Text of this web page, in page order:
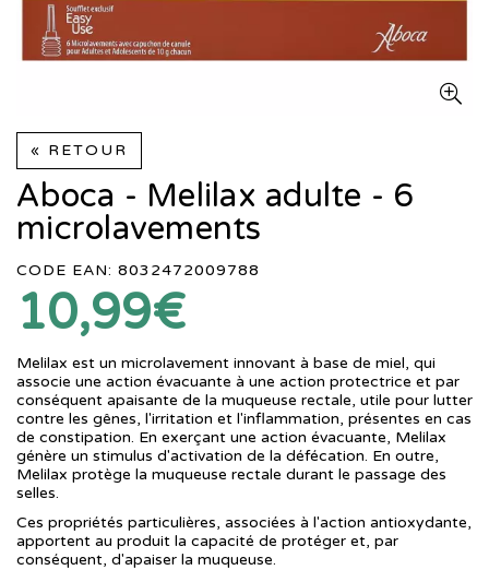
« RETOUR
Aboca - Melilax adulte - 6
microlavements
CODE EAN: 8032472009788
10,99€
Melilax est un microlavement innovant à base de miel, qui
associe une action évacuante à une action protectrice et par
conséquent apaisante de la muqueuse rectale, utile pour lutter
contre les gênes, l'irritation et l'inflammation, présentes en cas
de constipation. En exerçant une action évacuante, Melilax
génère un stimulus d'activation de la défécation. En outre,
Melilax protège la muqueuse rectale durant le passage des
selles.
Ces propriétés particulières, associées à l'action antioxydante,
apportent au produit la capacité de protéger et, par
conséquent, d'apaiser la muqueuse.